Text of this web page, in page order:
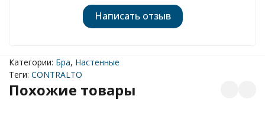
Написать отзыв
Категории: Бра, Настенные
Теги: CONTRALTO
Похожие товары